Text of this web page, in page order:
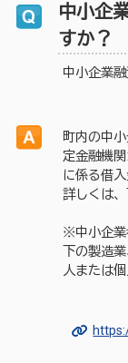
中小企
すか？
中小企業
町内の中
定金融機
に係る借
詳しくは、
※中小企業
下の製造
人または個